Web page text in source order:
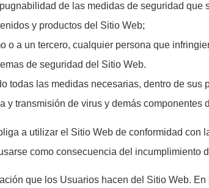
de las medidas de seguridad que
y productos del Sitio Web;
o a un tercero, cualquier persona que
de seguridad del Sitio Web.
todas las medidas necesarias, dentro de
y transmisión de virus y demás componentes
a utilizar el Sitio Web de conformidad con
como consecuencia del incumplimiento
que los Usuarios hacen del Sitio Web.